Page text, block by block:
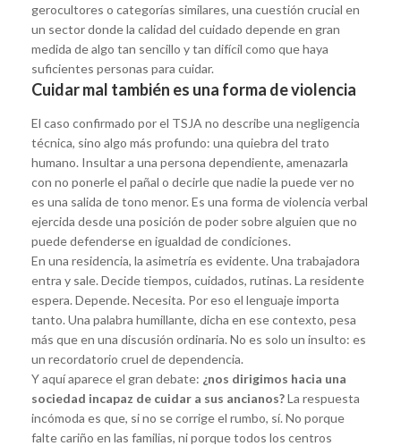
gerocultores o categorías similares, una cuestión crucial en
un sector donde la calidad del cuidado depende en gran
medida de algo tan sencillo y tan difícil como que haya
suficientes personas para cuidar.
Cuidar mal también es una forma de violencia
El caso confirmado por el TSJA no describe una negligencia
técnica, sino algo más profundo: una quiebra del trato
humano. Insultar a una persona dependiente, amenazarla
con no ponerle el pañal o decirle que nadie la puede ver no
es una salida de tono menor. Es una forma de violencia verbal
ejercida desde una posición de poder sobre alguien que no
puede defenderse en igualdad de condiciones.
En una residencia, la asimetría es evidente. Una trabajadora
entra y sale. Decide tiempos, cuidados, rutinas. La residente
espera. Depende. Necesita. Por eso el lenguaje importa
tanto. Una palabra humillante, dicha en ese contexto, pesa
más que en una discusión ordinaria. No es solo un insulto: es
un recordatorio cruel de dependencia.
Y aquí aparece el gran debate: ¿nos dirigimos hacia una
sociedad incapaz de cuidar a sus ancianos?La respuesta
incómoda es que, si no se corrige el rumbo, sí. No porque
falte cariño en las familias, ni porque todos los centros